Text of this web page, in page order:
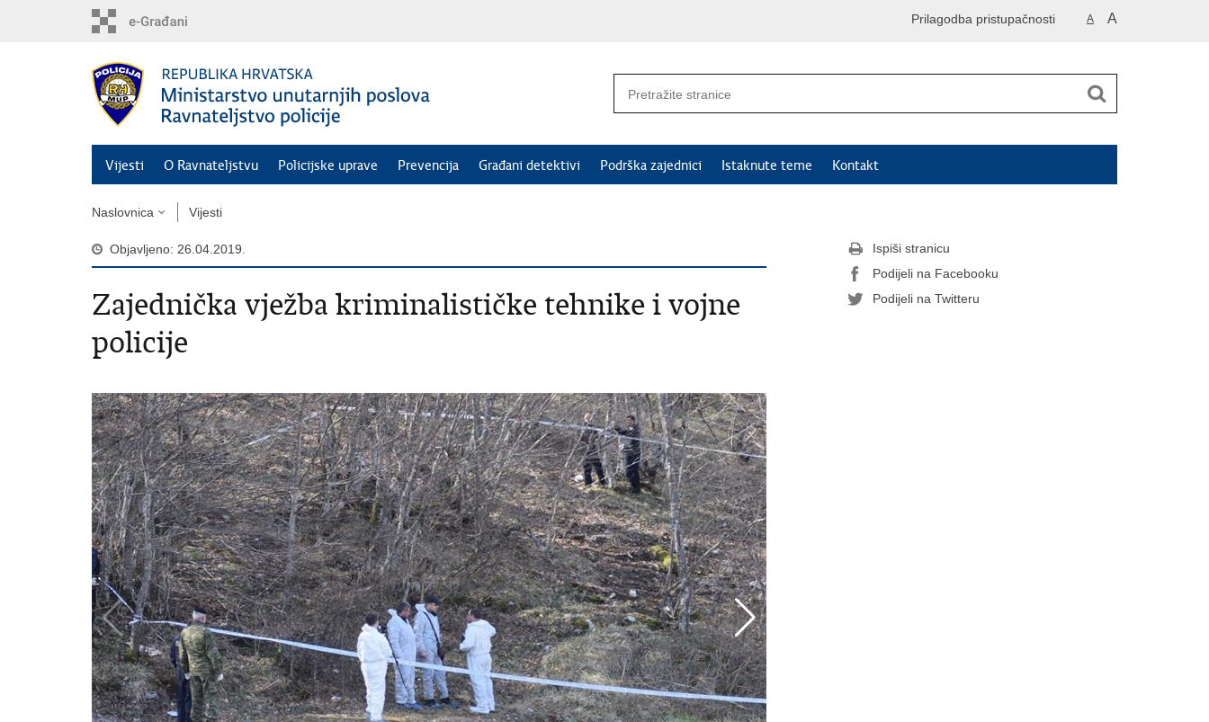
A A
Prilagodba pristupačnosti
Vijesti O Ravnateljstvu Policijske uprave Prevencija Građani detektivi Podrška zajednici Istaknute teme Kontakt
Naslovnica Vijesti
Objavljeno: 26.04.2019.
Zajednička vježba kriminalističke tehnike i vojne
policije
Ispiši stranicu
Podijeli na Facebooku
Podijeli na Twitteru